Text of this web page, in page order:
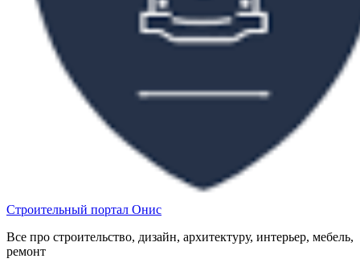
Строительный портал Онис
Все про строительство, дизайн, архитектуру, интерьер, мебель,
ремонт